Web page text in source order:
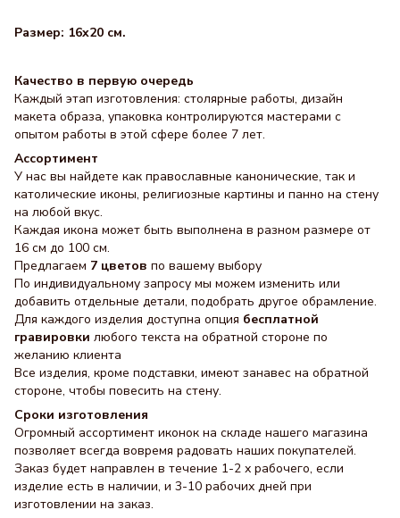
Размер: 16x20 см.
Качество в первую очередь
Каждый этап изготовления: столярные работы, дизайн
макета образа, упаковка контролируются мастерами с
опытом работы в этой сфере более 7 лет.
Ассортимент
У нас вы найдете как православные канонические, так и
католические иконы, религиозные картины и панно на стену
на любой вкус.
Каждая икона может быть выполнена в разном размере от
16 см до 100 см.
Предлагаем 7 цветов по вашему выбору
По индивидуальному запросу мы можем изменить или
добавить отдельные детали, подобрать другое обрамление.
Для каждого изделия доступна опция бесплатной
гравировки любого текста на обратной стороне по
желанию клиента
Все изделия, кроме подставки, имеют занавес на обратной
стороне, чтобы повесить на стену.
Сроки изготовления
Огромный ассортимент иконок на складе нашего магазина
позволяет всегда вовремя радовать наших покупателей.
Заказ будет направлен в течение 1-2 х рабочего, если
изделие есть в наличии, и 3-10 рабочих дней при
изготовлении на заказ.